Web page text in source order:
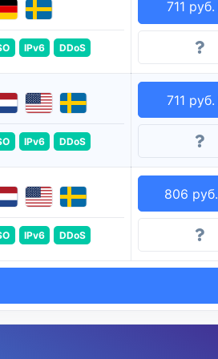
IPv6 DDoS
711 руб.
IPv6 DDoS
711 руб.
IPv6 DDoS
806 руб.